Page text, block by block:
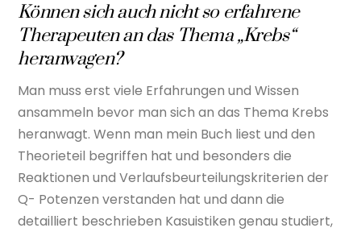
Können sich auch nicht so erfahrene
Therapeuten an das Thema „Krebs“
heranwagen?
Man muss erst viele Erfahrungen und Wissen
ansammeln bevor man sich an das Thema Krebs
heranwagt. Wenn man mein Buch liest und den
Theorieteil begriffen hat und besonders die
Reaktionen und Verlaufsbeurteilungskriterien der
Q- Potenzen verstanden hat und dann die
detailliert beschrieben Kasuistiken genau studiert,